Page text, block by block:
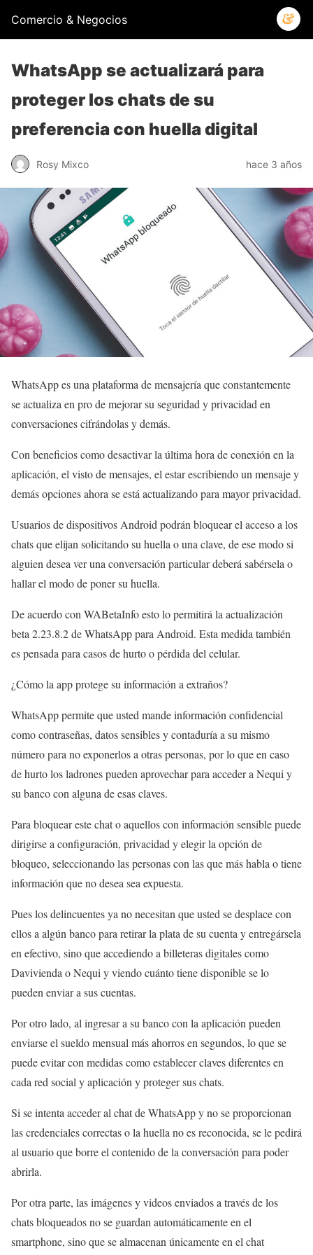
Comercio & Negocios
WhatsApp se actualizará para
proteger los chats de su
preferencia con huella digital
Rosy Mixco hace 3 años
WhatsApp es una plataforma de mensajería que constantemente
se actualiza en pro de mejorar su seguridad y privacidad en
conversaciones cifrándolas y demás.
Con beneficios como desactivar la última hora de conexión en la
aplicación, el visto de mensajes, el estar escribiendo un mensaje y
demás opciones ahora se está actualizando para mayor privacidad.
Usuarios de dispositivos Android podrán bloquear el acceso a los
chats que elijan solicitando su huella o una clave, de ese modo si
alguien desea ver una conversación particular deberá sabérsela o
hallar el modo de poner su huella.
De acuerdo con WABetaInfo esto lo permitirá la actualización
beta 2.23.8.2 de WhatsApp para Android. Esta medida también
es pensada para casos de hurto o pérdida del celular.
¿Cómo la app protege su información a extraños?
WhatsApp permite que usted mande información confidencial
como contraseñas, datos sensibles y contaduría a su mismo
número para no exponerlos a otras personas, por lo que en caso
de hurto los ladrones pueden aprovechar para acceder a Nequi y
su banco con alguna de esas claves.
Para bloquear este chat o aquellos con información sensible puede
dirigirse a configuración, privacidad y elegir la opción de
bloqueo, seleccionando las personas con las que más habla o tiene
información que no desea sea expuesta.
Pues los delincuentes ya no necesitan que usted se desplace con
ellos a algún banco para retirar la plata de su cuenta y entregársela
en efectivo, sino que accediendo a billeteras digitales como
Davivienda o Nequi y viendo cuánto tiene disponible se lo
pueden enviar a sus cuentas.
Por otro lado, al ingresar a su banco con la aplicación pueden
enviarse el sueldo mensual más ahorros en segundos, lo que se
puede evitar con medidas como establecer claves diferentes en
cada red social y aplicación y proteger sus chats.
Si se intenta acceder al chat de WhatsApp y no se proporcionan
las credenciales correctas o la huella no es reconocida, se le pedirá
al usuario que borre el contenido de la conversación para poder
abrirla.
Por otra parte, las imágenes y videos enviados a través de los
chats bloqueados no se guardan automáticamente en el
smartphone, sino que se almacenan únicamente en el chat